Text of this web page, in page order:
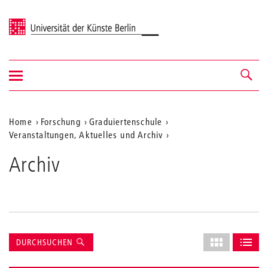
Universität der Künste Berlin
Navigation &
Suche
Navigation
ein-/ausblenden
Aktuelle
Position
auf
Home Forschung
Graduiertenschule
Veranstaltungen, Aktuelles und Archiv
Archiv
Suche
DURCHSUCHEN
Layout
desALS GRIDALS